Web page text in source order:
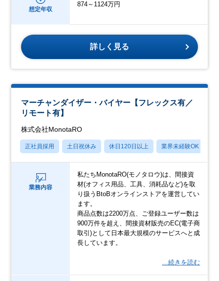
想定年収
874～1124万円
詳しく見る
マーチャンダイザー・バイヤー【フレックス有／
リモート有】
株式会社MonotaRO
正社員採用 土日祝休み 休日120日以上 業界未経験OK
業務内容
私たちMonotaRO(モノタロウ)は、間接資
材(オフィス用品、工具、消耗品など)を取
り扱うBtoBオンラインストアを運営してい
ます。
商品点数は2200万点、ご登録ユーザー数は
900万件を超え、間接資材販売のEC(電子商
取引)として日本最大規模のサービスへと成
長しています。
…続きを読む